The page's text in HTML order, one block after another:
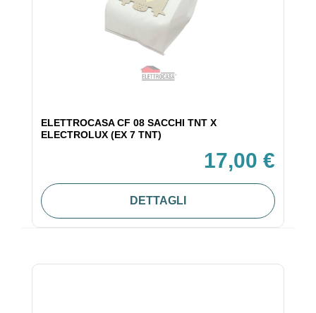
ELETTROCASA CF 08 SACCHI TNT X
ELECTROLUX (EX 7 TNT)
17,00 €
DETTAGLI